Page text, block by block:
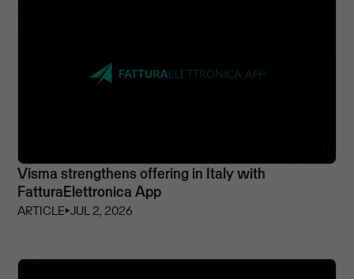
Visma strengthens offering in Italy with
FatturaElettronica App
ARTICLE⏵JUL 2, 2026